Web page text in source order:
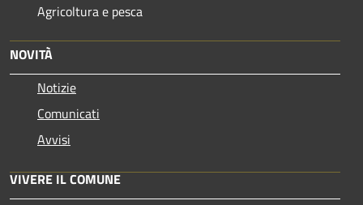
Agricoltura e pesca
NOVITÀ
Notizie
Comunicati
Avvisi
VIVERE IL COMUNE